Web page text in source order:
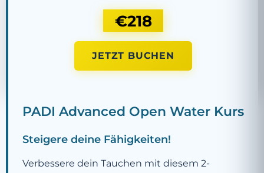
€218
JETZT BUCHEN
PADI Advanced Open Water Kurs
Steigere deine Fähigkeiten!
Verbessere dein Tauchen mit diesem 2-